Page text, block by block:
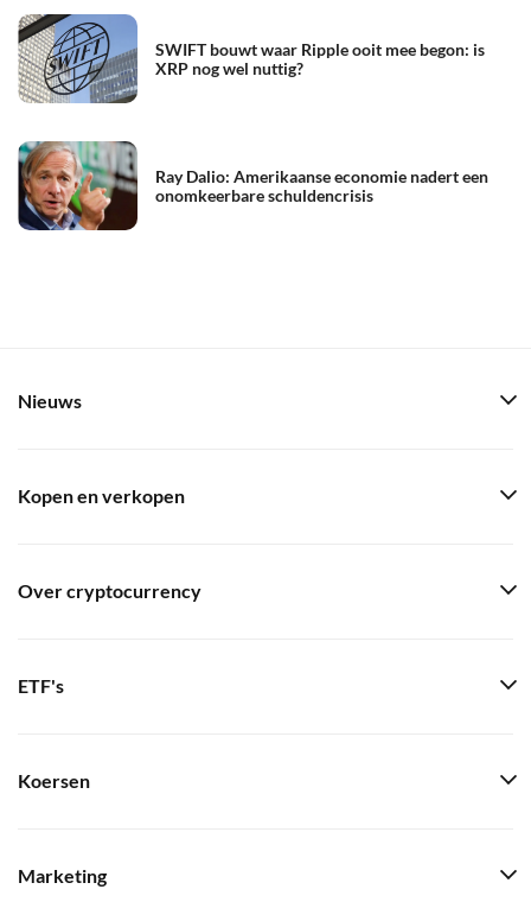
SWIFT bouwt waar Ripple ooit mee begon: is
XRP nog wel nuttig?
Ray Dalio: Amerikaanse economie nadert een
onomkeerbare schuldencrisis
Nieuws
Kopen en verkopen
Over cryptocurrency
ETF's
Koersen
Marketing